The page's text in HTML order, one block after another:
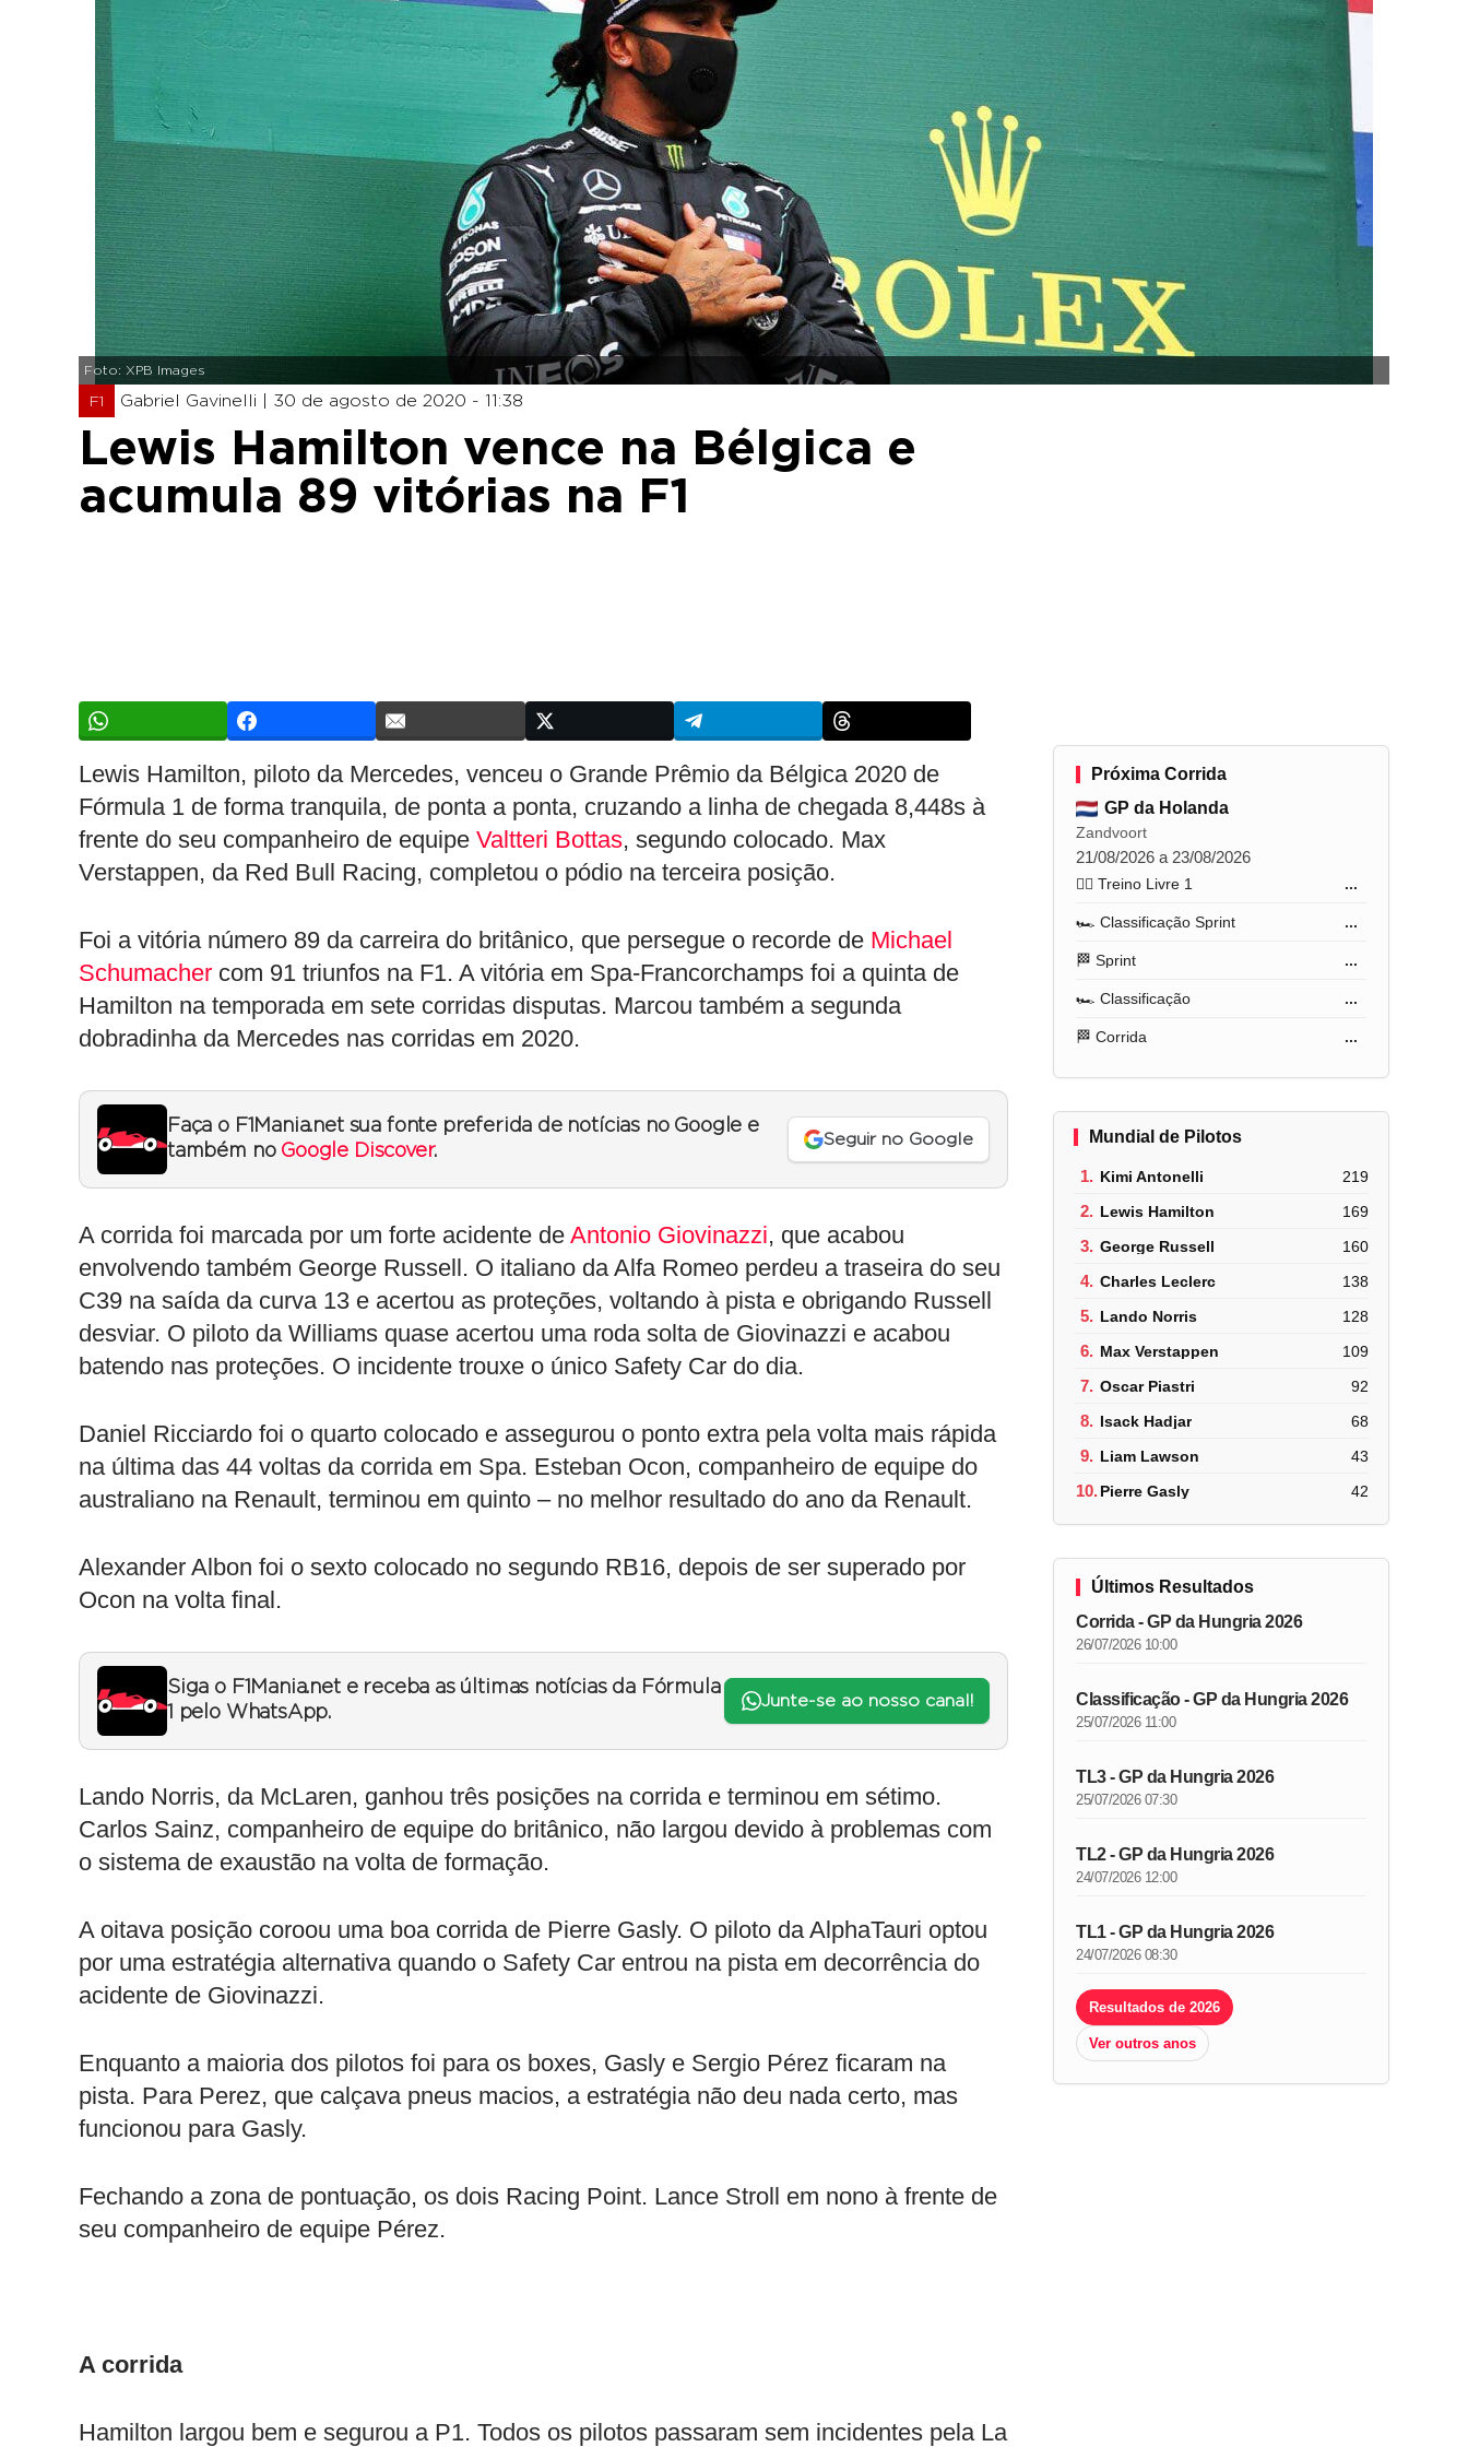
Foto: XPB Images
F1 Gabriel Gavinelli | 30 de agosto de 2020 - 11:38
Lewis Hamilton vence na Bélgica e
acumula 89 vitórias na F1
Lewis Hamilton, piloto da Mercedes, venceu o Grande Prêmio da Bélgica 2020 de
Fórmula 1 de forma tranquila, de ponta a ponta, cruzando a linha de chegada 8,448s à
frente do seu companheiro de equipe Valtteri Bottas, segundo colocado. Max
Verstappen, da Red Bull Racing, completou o pódio na terceira posição.
Foi a vitória número 89 da carreira do britânico, que persegue o recorde de Michael
Schumacher com 91 triunfos na F1. A vitória em Spa-Francorchamps foi a quinta de
Hamilton na temporada em sete corridas disputas. Marcou também a segunda
dobradinha da Mercedes nas corridas em 2020.
Faça o F1Mania.net sua fonte preferida de notícias no Google e
também no Google Discover.
Seguir no Google
A corrida foi marcada por um forte acidente de Antonio Giovinazzi, que acabou
envolvendo também George Russell. O italiano da Alfa Romeo perdeu a traseira do seu
C39 na saída da curva 13 e acertou as proteções, voltando à pista e obrigando Russell
desviar. O piloto da Williams quase acertou uma roda solta de Giovinazzi e acabou
batendo nas proteções. O incidente trouxe o único Safety Car do dia.
Daniel Ricciardo foi o quarto colocado e assegurou o ponto extra pela volta mais rápida
na última das 44 voltas da corrida em Spa. Esteban Ocon, companheiro de equipe do
australiano na Renault, terminou em quinto – no melhor resultado do ano da Renault.
Alexander Albon foi o sexto colocado no segundo RB16, depois de ser superado por
Ocon na volta final.
Siga o F1Mania.net e receba as últimas notícias da Fórmula
1 pelo WhatsApp.
Junte-se ao nosso canal!
Lando Norris, da McLaren, ganhou três posições na corrida e terminou em sétimo.
Carlos Sainz, companheiro de equipe do britânico, não largou devido à problemas com
o sistema de exaustão na volta de formação.
A oitava posição coroou uma boa corrida de Pierre Gasly. O piloto da AlphaTauri optou
por uma estratégia alternativa quando o Safety Car entrou na pista em decorrência do
acidente de Giovinazzi.
Enquanto a maioria dos pilotos foi para os boxes, Gasly e Sergio Pérez ficaram na
pista. Para Perez, que calçava pneus macios, a estratégia não deu nada certo, mas
funcionou para Gasly.
Fechando a zona de pontuação, os dois Racing Point. Lance Stroll em nono à frente de
seu companheiro de equipe Pérez.
A corrida
Hamilton largou bem e segurou a P1. Todos os pilotos passaram sem incidentes pela La
Próxima Corrida
GP da Holanda
Zandvoort
21/08/2026 a 23/08/2026
🏋️‍♂️ Treino Livre 1 ...
🏎️ Classificação Sprint ...
🏁 Sprint ...
🏎️ Classificação ...
🏁 Corrida ...
Mundial de Pilotos
1. Kimi Antonelli 219
2. Lewis Hamilton 169
3. George Russell 160
4. Charles Leclerc 138
5. Lando Norris 128
6. Max Verstappen 109
7. Oscar Piastri 92
8. Isack Hadjar 68
9. Liam Lawson 43
10.Pierre Gasly 42
Últimos Resultados
Corrida - GP da Hungria 2026
26/07/2026 10:00
Classificação - GP da Hungria 2026
25/07/2026 11:00
TL3 - GP da Hungria 2026
25/07/2026 07:30
TL2 - GP da Hungria 2026
24/07/2026 12:00
TL1 - GP da Hungria 2026
24/07/2026 08:30
Resultados de 2026
Ver outros anos